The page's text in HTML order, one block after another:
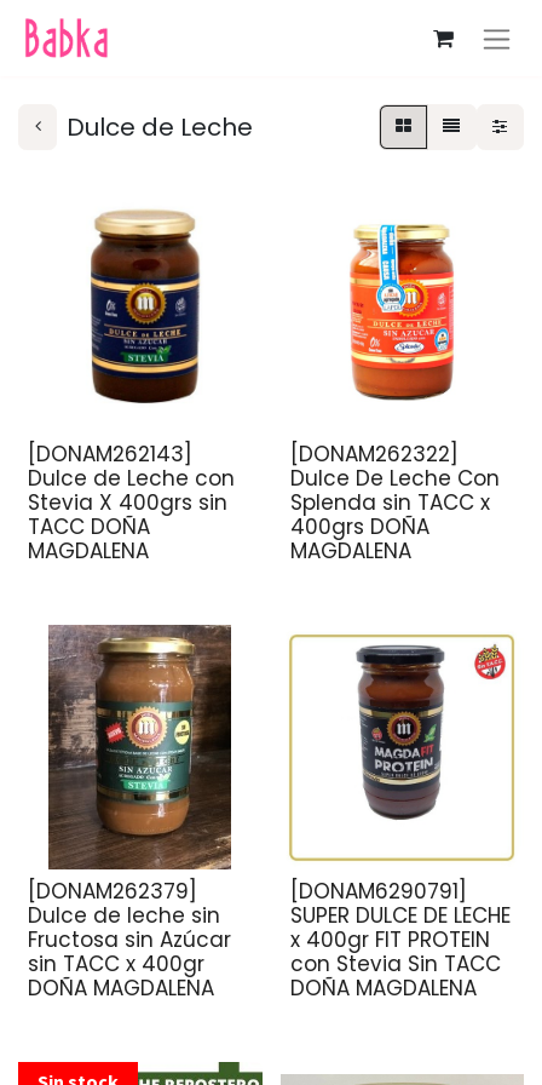
Dulce de Leche
[DONAM262143]
Dulce de Leche con
Stevia X 400grs sin
TACC DOÑA
MAGDALENA
[DONAM262322]
Dulce De Leche Con
Splenda sin TACC x
400grs DOÑA
MAGDALENA
[DONAM262379]
Dulce de leche sin
Fructosa sin Azúcar
sin TACC x 400gr
DOÑA MAGDALENA
[DONAM6290791]
SUPER DULCE DE LECHE
x 400gr FIT PROTEIN
con Stevia Sin TACC
DOÑA MAGDALENA